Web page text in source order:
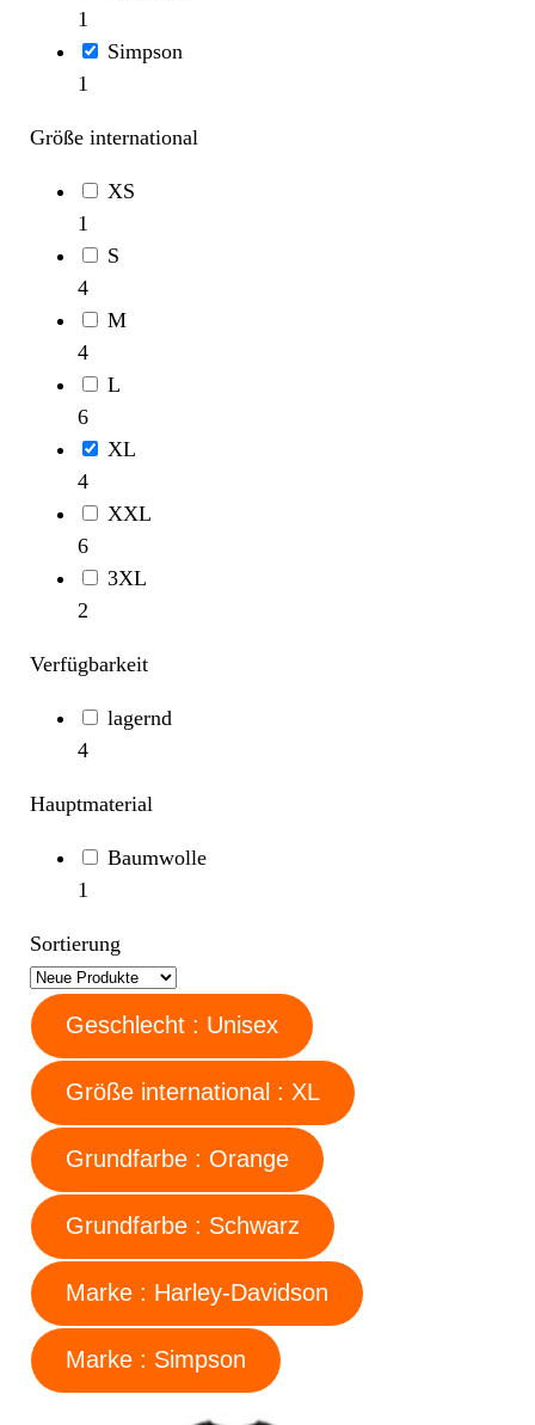
1
Simpson
1
Größe international
XS
1
S
4
M
4
L
6
XL
4
XXL
6
3XL
2
Verfügbarkeit
lagernd
4
Hauptmaterial
Baumwolle
1
Sortierung
Geschlecht : Unisex
Größe international : XL
Grundfarbe : Orange
Grundfarbe : Schwarz
Marke : Harley-Davidson
Marke : Simpson